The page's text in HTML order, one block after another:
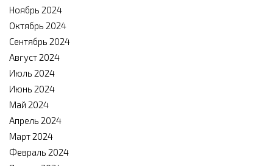
Ноябрь 2024
Октябрь 2024
Сентябрь 2024
Август 2024
Июль 2024
Июнь 2024
Май 2024
Апрель 2024
Март 2024
Февраль 2024